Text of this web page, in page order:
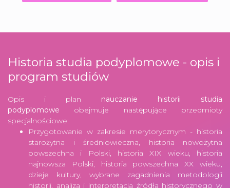
Historia studia podyplomowe - opis i
program studiów
Opis i plan nauczanie historii studia
podyplomowe obejmuje następujące przedmioty
specjalnościowe:
Przygotowanie w zakresie merytorycznym - historia
starożytna i średniowieczna, historia nowożytna
powszechna i Polski, historia XIX wieku, historia
najnowsza Polski, historia powszechna XX wieku,
dzieje kultury, wybrane zagadnienia metodologii
historii, analiza i interpretacja źródła historycznego w